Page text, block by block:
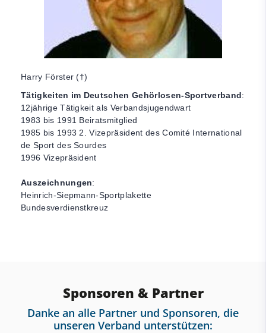
Harry Förster (†)
Tätigkeiten im Deutschen Gehörlosen-Sportverband:
12jährige Tätigkeit als Verbandsjugendwart
1983 bis 1991 Beiratsmitglied
1985 bis 1993 2. Vizepräsident des Comité International
de Sport des Sourdes
1996 Vizepräsident
Auszeichnungen:
Heinrich-Siepmann-Sportplakette
Bundesverdienstkreuz
Sponsoren & Partner
Danke an alle Partner und Sponsoren, die
unseren Verband unterstützen: